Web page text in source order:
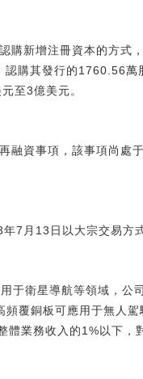
購新增注冊資本的方
購其發行的1760.56
至3億美元。
資事項，該事項尚處
7月13日以大宗交易方
于衛星導航等領域，公
覆銅板可應用于無人
體業務收入的1%以下，